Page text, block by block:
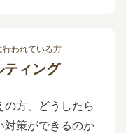
行われている方
ティング
の方、どうしたら
対策ができるのか